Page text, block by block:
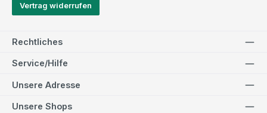
Vertrag widerrufen
Rechtliches
Service/Hilfe
Unsere Adresse
Unsere Shops